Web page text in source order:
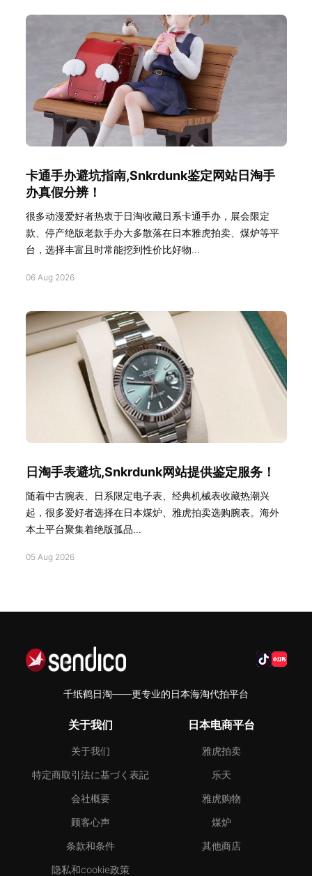
卡通手办避坑指南,Snkrdunk鉴定网站日淘手
办真假分辨！
很多动漫爱好者热衷于日淘收藏日系卡通手办，展会限定
款、停产绝版老款手办大多散落在日本雅虎拍卖、煤炉等平
台，选择丰富且时常能挖到性价比好物...
06 Aug 2026
日淘手表避坑,Snkrdunk网站提供鉴定服务！
随着中古腕表、日系限定电子表、经典机械表收藏热潮兴
起，很多爱好者选择在日本煤炉、雅虎拍卖选购腕表。海外
本土平台聚集着绝版孤品...
05 Aug 2026
千纸鹤日淘——更专业的日本海淘代拍平台
关于我们
关于我们
特定商取引法に基づく表記
会社概要
顾客心声
条款和条件
隐私和cookie政策
日本电商平台
雅虎拍卖
乐天
雅虎购物
煤炉
其他商店